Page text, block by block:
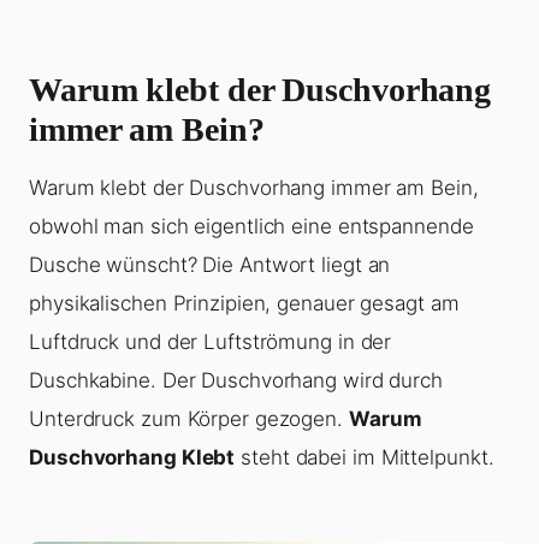
Warum klebt der Duschvorhang
immer am Bein?
Warum klebt der Duschvorhang immer am Bein,
obwohl man sich eigentlich eine entspannende
Dusche wünscht? Die Antwort liegt an
physikalischen Prinzipien, genauer gesagt am
Luftdruck und der Luftströmung in der
Duschkabine. Der Duschvorhang wird durch
Unterdruck zum Körper gezogen. Warum
Duschvorhang Klebt steht dabei im Mittelpunkt.